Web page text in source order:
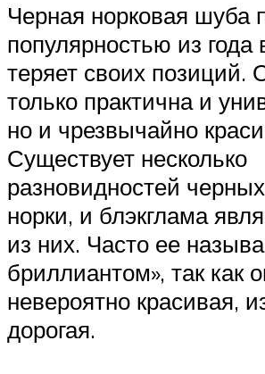
Черная норковая шуба
популярностью из года
теряет своих позиций.
только практична и
но и чрезвычайно
Существует несколько
разновидностей
норки, и блэкглама
из них. Часто ее
бриллиантом», так как
невероятно красивая,
дорогая.